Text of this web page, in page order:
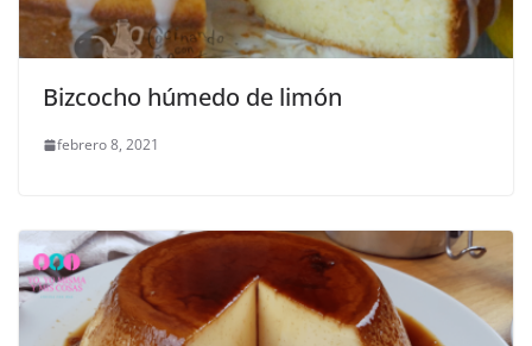
Bizcocho húmedo de limón
febrero 8, 2021